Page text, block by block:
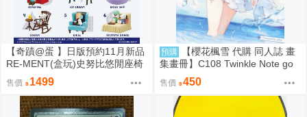
【奇蹟@蛋 】日版預約11月新品
RE-MENT(盒玩)史努比悠閒座椅
場景 中盒販售
售價 1499
預購
【櫻花楓雪 代購 同人誌 畫
集畫冊】C108 Twinkle Note go
mzi 音乃瀬奏 hololive
售價 450